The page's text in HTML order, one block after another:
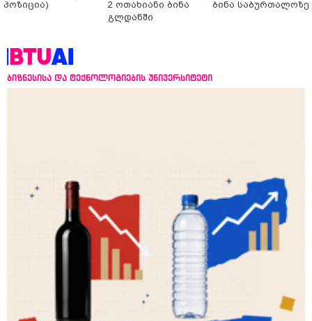
პოზიცია)
2 ოთახიანი ბინა
გლდანში
ბინა საბურთალოზე
ბიზნესისა და ტექნოლოგიების უნივერსიტეტი